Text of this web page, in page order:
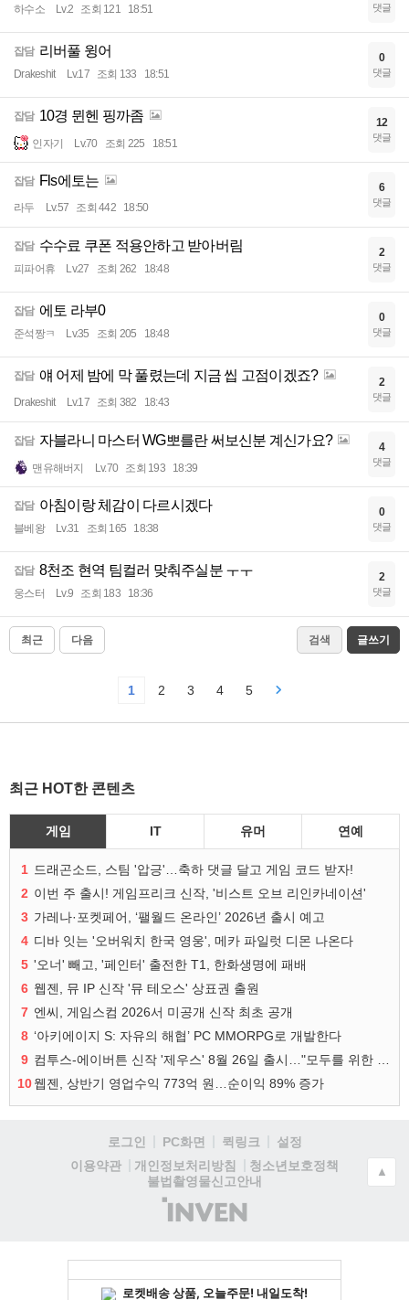
하수소 Lv.2 조회 121 18:51 댓글
잡담 리버풀 윙어
Drakeshit Lv.17 조회 133 18:51
0
댓글
잡담 10경 뮌헨 핑까좀
인자기 Lv.70 조회 225 18:51
12
댓글
잡담 Fls에토는
라두 Lv.57 조회 442 18:50
6
댓글
잡담 수수료 쿠폰 적용안하고 받아버림
피파어휴 Lv.27 조회 262 18:48
2
댓글
잡담 에토 라부0
준석짱ㅋ Lv.35 조회 205 18:48
0
댓글
잡담 얘 어제 밤에 막 풀렸는데 지금 씹 고점이겠죠?
Drakeshit Lv.17 조회 382 18:43
2
댓글
잡담 자블라니 마스터 WG뽀를란 써보신분 계신가요?
맨유해버지 Lv.70 조회 193 18:39
4
댓글
잡담 아침이랑 체감이 다르시겠다
블베왕 Lv.31 조회 165 18:38
0
댓글
잡담 8천조 현역 팀컬러 맞춰주실분 ㅜㅜ
웅스터 Lv.9 조회 183 18:36
2
댓글
최근 다음 검색 글쓰기
1 2 3 4 5
최근 HOT한 콘텐츠
게임 IT 유머 연예
1 드래곤소드, 스팀 '압긍'…축하 댓글 달고 게임 코드 받자!
2 이번 주 출시! 게임프리크 신작, '비스트 오브 리인카네이션'
3 가레나·포켓페어, ‘팰월드 온라인’ 2026년 출시 예고
4 디바 잇는 '오버워치 한국 영웅', 메카 파일럿 디몬 나온다
5 '오너' 빼고, '페인터' 출전한 T1, 한화생명에 패배
6 웹젠, 뮤 IP 신작 '뮤 테오스' 상표권 출원
7 엔씨, 게임스컴 2026서 미공개 신작 최초 공개
8 ‘아키에이지 S: 자유의 해협’ PC MMORPG로 개발한다
9
10웹젠, 상반기 영업수익 773억 원…순이익 89% 증가
로그인 PC화면 퀵링크
설정
이용약관
개인정보처리방침
청소년보호정책
불법촬영물신고안내
(주)
인
▲